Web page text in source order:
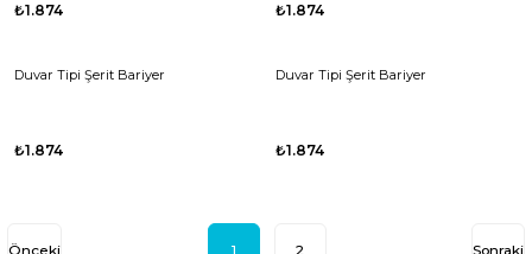
₺1.874 ₺1.874
Duvar Tipi Şerit Bariyer
₺1.874
Duvar Tipi Şerit Bariyer
₺1.874
1 2